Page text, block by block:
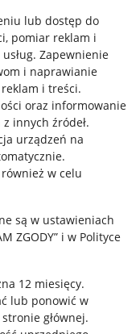
lub dostęp do
pomiar reklam i
. Zapewnienie
i naprawianie
i treści.
oraz informowanie
innych źródeł.
urządzeń na
.
w celu
są w ustawieniach
ZGODY” i w Polityce
12 miesięcy.
lub ponowić w
głównej.